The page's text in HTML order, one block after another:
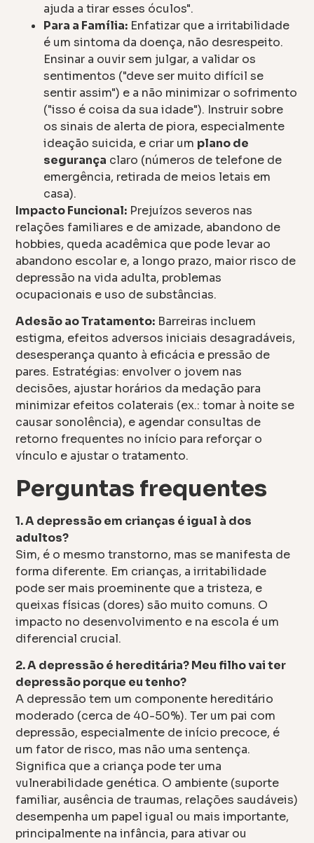
ajuda a tirar esses óculos".
Para a Família: Enfatizar que a irritabilidade
é um sintoma da doença, não desrespeito.
Ensinar a ouvir sem julgar, a validar os
sentimentos ("deve ser muito difícil se
sentir assim") e a não minimizar o sofrimento
("isso é coisa da sua idade"). Instruir sobre
os sinais de alerta de piora, especialmente
ideação suicida, e criar um plano de
segurança claro (números de telefone de
emergência, retirada de meios letais em
casa).
Impacto Funcional: Prejuízos severos nas
relações familiares e de amizade, abandono de
hobbies, queda acadêmica que pode levar ao
abandono escolar e, a longo prazo, maior risco de
depressão na vida adulta, problemas
ocupacionais e uso de substâncias.
Adesão ao Tratamento: Barreiras incluem
estigma, efeitos adversos iniciais desagradáveis,
desesperança quanto à eficácia e pressão de
pares. Estratégias: envolver o jovem nas
decisões, ajustar horários da medação para
minimizar efeitos colaterais (ex.: tomar à noite se
causar sonolência), e agendar consultas de
retorno frequentes no início para reforçar o
vínculo e ajustar o tratamento.
Perguntas frequentes
1. A depressão em crianças é igual à dos
adultos?
Sim, é o mesmo transtorno, mas se manifesta de
forma diferente. Em crianças, a irritabilidade
pode ser mais proeminente que a tristeza, e
queixas físicas (dores) são muito comuns. O
impacto no desenvolvimento e na escola é um
diferencial crucial.
2. A depressão é hereditária? Meu filho vai ter
depressão porque eu tenho?
A depressão tem um componente hereditário
moderado (cerca de 40-50%). Ter um pai com
depressão, especialmente de início precoce, é
um fator de risco, mas não uma sentença.
Significa que a criança pode ter uma
vulnerabilidade genética. O ambiente (suporte
familiar, ausência de traumas, relações saudáveis)
desempenha um papel igual ou mais importante,
principalmente na infância, para ativar ou